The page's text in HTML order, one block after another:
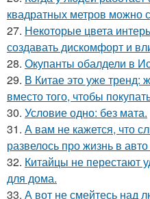
квадратных метров можно
27. Некоторые цвета
создавать дискомфорт и
28. Окупанты обалдели в
29. В Китае это уже тренд:
вместо того, чтобы
30. Условие одно: без мата.
31. А вам не кажется, что
развелось про жизнь в
32. Китайцы не перестают
для дома.
33. А вот не смейтесь над